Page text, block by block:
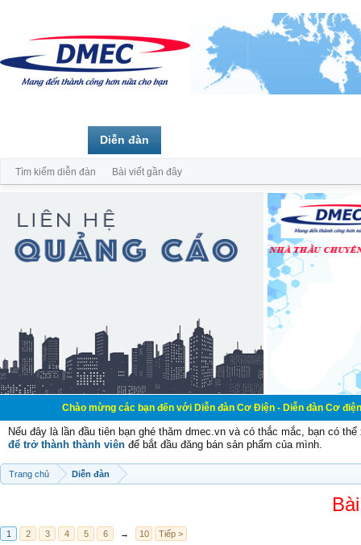
Chào mừng các bạn đến với Diễn đàn Cơ Điện - Diễn đàn Cơ điện là nơi
Nếu đây là lần đầu tiên bạn ghé thăm dmec.vn và có thắc mắc, bạn có
để trở thành thành viên để bắt đầu đăng bán sản phẩm của mình.
Trang chủ Diễn đàn
1 2 3 4 5 6 → 10 Tiếp >
Diễn đàn
Tìm kiếm diễn đàn Bài viết gần đây